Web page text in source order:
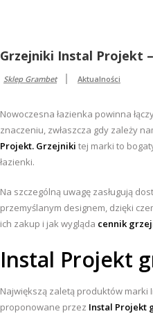
Grzejniki Instal Projekt
Sklep Grambet Aktualności
Nowoczesna łazienka powinna
znaczeniu, zwłaszcza gdy zależy
Projekt. Grzejniki tej marki to
łazienki.
Na szczególną uwagę zasługują
przemyślanym designem, dzięki
ich zakup i jak wygląda cennik
Instal Projekt
Największą zaletą produktów marki
proponowane przez Instal Projekt